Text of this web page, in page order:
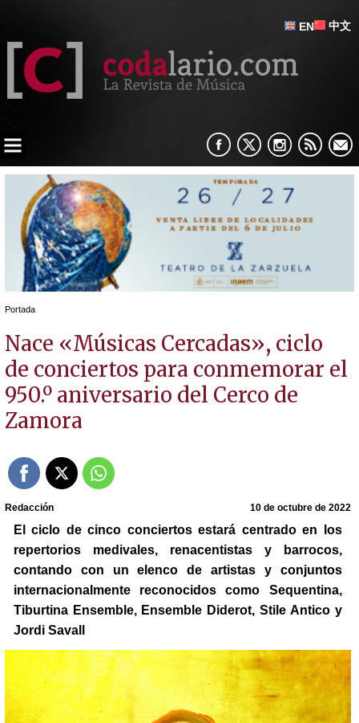
EN 中文
Portada
Nace «Músicas Cercadas», ciclo
de conciertos para conmemorar el
950.º aniversario del Cerco de
Zamora
Redacción 10 de octubre de 2022
El ciclo de cinco conciertos estará centrado en los
repertorios medivales, renacentistas y barrocos,
contando con un elenco de artistas y conjuntos
internacionalmente reconocidos como Sequentina,
Tiburtina Ensemble, Ensemble Diderot, Stile Antico y
Jordi Savall